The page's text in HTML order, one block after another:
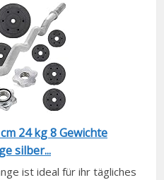
24 kg 8 Gewichte
silber...
ist ideal für ihr tägliches